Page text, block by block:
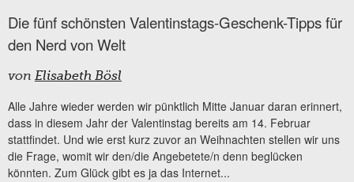
Die fünf schönsten Valentinstags-Geschenk-Tipps für
den Nerd von Welt
von Elisabeth Bösl
Alle Jahre wieder werden wir pünktlich Mitte Januar daran erinnert,
dass in diesem Jahr der Valentinstag bereits am 14. Februar
stattfindet. Und wie erst kurz zuvor an Weihnachten stellen wir uns
die Frage, womit wir den/die Angebetete/n denn beglücken
könnten. Zum Glück gibt es ja das Internet...